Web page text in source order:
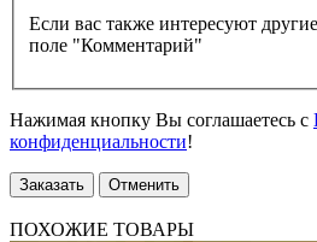
Если вас также интересуют
поле "Комментарий"
Нажимая кнопку Вы соглашаетесь с
конфиденциальности!
Заказать Отменить
ПОХОЖИЕ ТОВАРЫ